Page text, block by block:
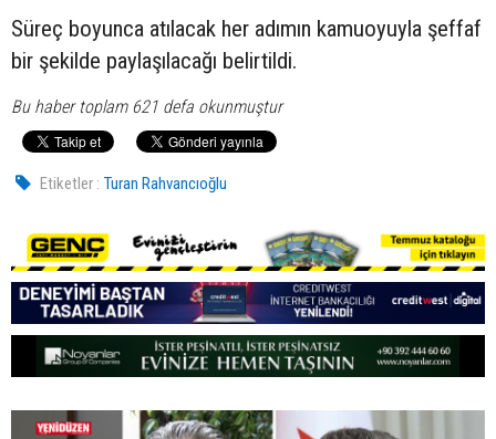
Süreç boyunca atılacak her adımın kamuoyuyla şeffaf
bir şekilde paylaşılacağı belirtildi.
Bu haber toplam 621 defa okunmuştur
Etiketler : Turan Rahvancıoğlu